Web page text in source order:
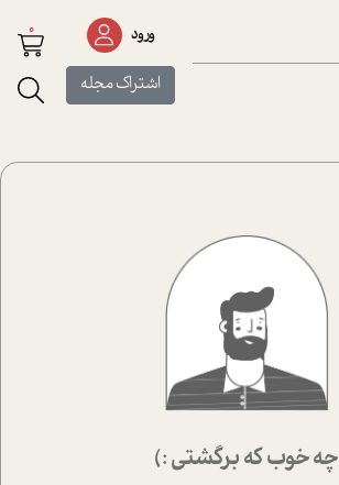
ورود
اشتراک مجله
0
چه خوب که برگشتی :)